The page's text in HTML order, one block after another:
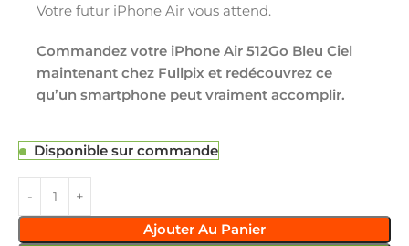
Votre futur iPhone Air vous attend.
Commandez votre iPhone Air 512Go Bleu Ciel
maintenant chez Fullpix et redécouvrez ce
qu’un smartphone peut vraiment accomplir.
Disponible sur commande
Ajouter Au Panier